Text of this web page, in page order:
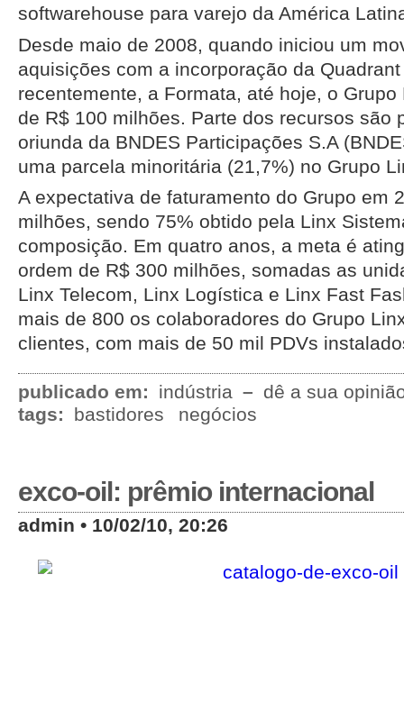
softwarehouse para varejo da América
Desde maio de 2008, quando iniciou um
aquisições com a incorporação da
recentemente, a Formata, até hoje, o
de R$ 100 milhões. Parte dos recursos são
oriunda da BNDES Participações S.A
uma parcela minoritária (21,7%) no Grupo
A expectativa de faturamento do Grupo em
milhões, sendo 75% obtido pela Linx
composição. Em quatro anos, a meta é
ordem de R$ 300 milhões, somadas as
Linx Telecom, Linx Logística e Linx Fast
mais de 800 os colaboradores do Grupo
clientes, com mais de 50 mil PDVs
publicado em: indústria – dê a sua
tags:
bastidores negócios
exco-oil: prêmio internacional
admin • 10/02/10, 20:26